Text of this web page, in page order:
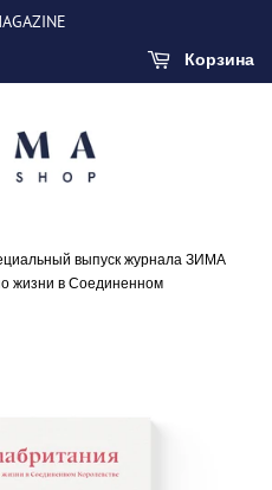
Корзина
выпуск журнала ЗИМА
жизни в Соединенном